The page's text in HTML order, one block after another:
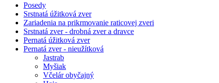
Posedy
Srstnatá úžitková zver
Zariadenia na prikrmovanie raticovej zveri
Srstnatá zver - drobná zver a dravce
Pernatá úžitková zver
Pernatá zver - nieužítková
Jastrab
Myšiak
Včelár obyčajný